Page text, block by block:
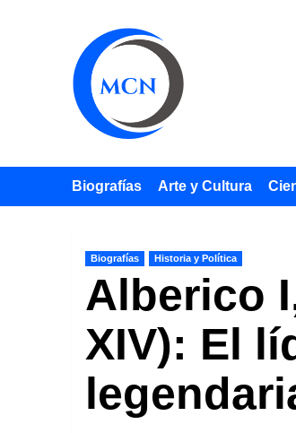
Biografías Arte y Cultura
Biografías Historia y Política
Alberico
XIV): El